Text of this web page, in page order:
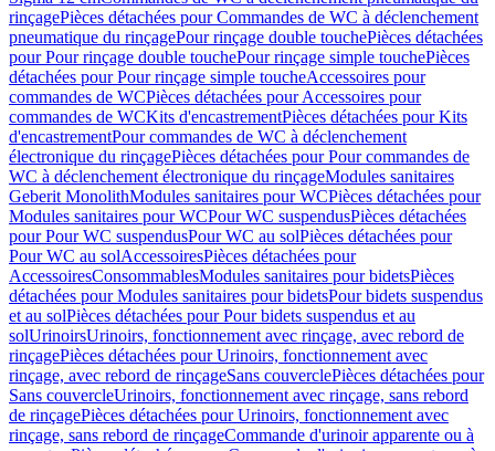
rinçagePièces détachées pour Commandes de WC à déclenchement
pneumatique du rinçagePour rinçage double touchePièces détachées
pour Pour rinçage double touchePour rinçage simple touchePièces
détachées pour Pour rinçage simple toucheAccessoires pour
commandes de WCPièces détachées pour Accessoires pour
commandes de WCKits d'encastrementPièces détachées pour Kits
d'encastrementPour commandes de WC à déclenchement
électronique du rinçagePièces détachées pour Pour commandes de
WC à déclenchement électronique du rinçageModules sanitaires
Geberit MonolithModules sanitaires pour WCPièces détachées pour
Modules sanitaires pour WCPour WC suspendusPièces détachées
pour Pour WC suspendusPour WC au solPièces détachées pour
Pour WC au solAccessoiresPièces détachées pour
AccessoiresConsommablesModules sanitaires pour bidetsPièces
détachées pour Modules sanitaires pour bidetsPour bidets suspendus
et au solPièces détachées pour Pour bidets suspendus et au
solUrinoirsUrinoirs, fonctionnement avec rinçage, avec rebord de
rinçagePièces détachées pour Urinoirs, fonctionnement avec
rinçage, avec rebord de rinçageSans couverclePièces détachées pour
Sans couvercleUrinoirs, fonctionnement avec rinçage, sans rebord
de rinçagePièces détachées pour Urinoirs, fonctionnement avec
rinçage, sans rebord de rinçageCommande d'urinoir apparente ou à